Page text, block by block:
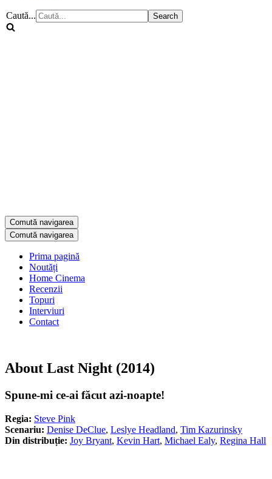
Caută...
Comută navigarea
Comută navigarea
Prima pagină
Noutăți
Home Cinema
Recenzii
Topuri
Interviuri
Contact
About Last Night (2014)
Spune-mi ce-ai făcut azi-noapte!
Regia: Steve Pink
Scenariu: Denise DeClue, Leslye Headland, Tim Kazurinsky
Din distribuție: Joy Bryant, Kevin Hart, Michael Ealy, Regina Hall